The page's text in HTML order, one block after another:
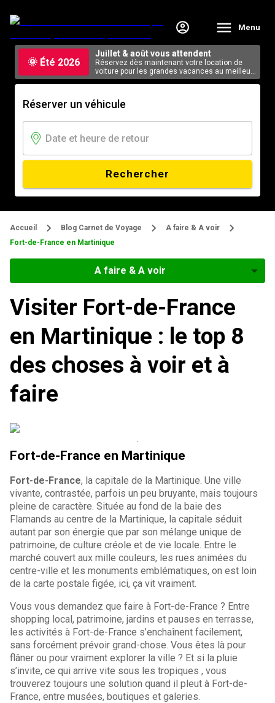
Menu
🌞 Été 2026
Juillet & août vous attendent
Réservez dès maintenant votre location de
voiture pour les grandes vacances au meilleur
tarif, en ligne.
Réserver un véhicule
Rechercher
Accueil Blog Carnet de Voyage
A faire & A voir
Fort-de-France en Martinique
A faire & A voir
Visiter Fort-de-France
en Martinique : le top 8
des choses à voir et à
faire
Fort-de-France en Martinique
Fort-de-France, la capitale de la Martinique. Une ville
vivante, contrastée, parfois un peu bruyante, mais toujours
pleine de caractère. Située au fond de la baie des
Flamands au centre de la Martinique, la capitale séduit
autant par son énergie que par son mélange unique de
patrimoine, de culture créole et de vie locale. Entre le
marché couvert aux mille couleurs, les rues animées du
centre-ville et les monuments emblématiques, on est loin
de la carte postale figée, ici, ça vit vraiment.
Vous vous demandez que faire à Fort-de-France ? Entre
shopping local, patrimoine, jardins et pauses en terrasse,
les activités à Fort-de-France s’enchaînent facilement,
sans forcément prévoir grand-chose. Vous êtes là pour
flâner ou pour vraiment explorer la ville ? Et si la pluie
s’invite, ce qui arrive vite sous les tropiques , vous
trouverez toujours une solution quand il pleut à Fort-de-
France, entre musées, boutiques et galeries.